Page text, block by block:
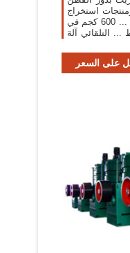
استخراج
زيت بذور القطن بأفضل الأسعار في ... 600 كجم في
... التلقائي آلة
على السعر